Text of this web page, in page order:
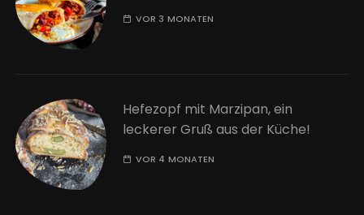
VOR 3 MONATEN
Hefezopf mit Marzipan, ein
leckerer Gruß aus der Küche!
VOR 4 MONATEN